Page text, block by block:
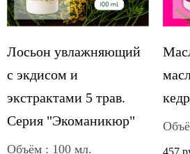
Лосьон увлажняющий
с экдисом и
экстрактами 5 трав.
Серия "Экоманикюр"
Объём : 100 мл.